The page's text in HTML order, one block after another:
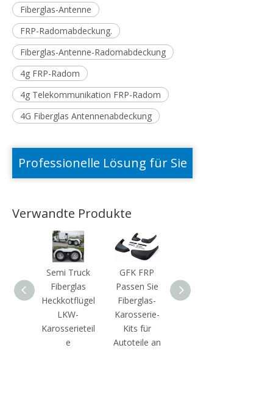
Fiberglas-Antenne
FRP-Radomabdeckung.
Fiberglas-Antenne-Radomabdeckung
4g FRP-Radom
4g Telekommunikation FRP-Radom
4G Fiberglas Antennenabdeckung
Professionelle Lösung für Sie
Verwandte Produkte
Semi Truck
Fiberglas
Heckkotflügel
LKW-
Karosserieteil
e
GFK FRP
Passen Sie
Fiberglas-
Karosserie-
Kits für
Autoteile an
t FRP -Radom
-Glasfaser -